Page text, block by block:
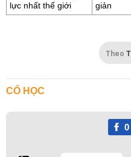
lực nhất thế giới
giản
Theo
CỔ HỌC
0